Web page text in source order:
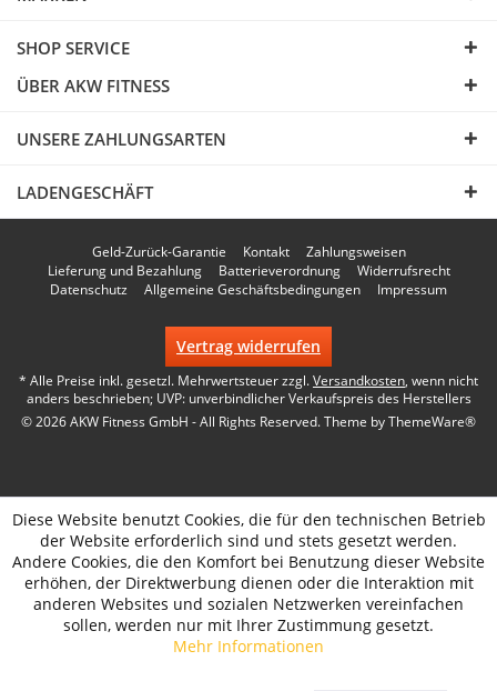
SHOP SERVICE
ÜBER AKW FITNESS
UNSERE ZAHLUNGSARTEN
LADENGESCHÄFT
Geld-Zurück-Garantie Kontakt
Zahlungsweisen
Lieferung und Bezahlung
Batterieverordnung
Widerrufsrecht
Datenschutz
Allgemeine Geschäftsbedingungen Impressum
Vertrag widerrufen
* Alle Preise inkl. gesetzl. Mehrwertsteuer zzgl.Versandkosten, wenn nicht
anders beschrieben; UVP: unverbindlicher Verkaufspreis des Herstellers
© 2026 AKW Fitness GmbH - All Rights Reserved. Theme byThemeWare®
Diese Website benutzt Cookies, die für den technischen Betrieb
der Website erforderlich sind und stets gesetzt werden.
Andere Cookies, die den Komfort bei Benutzung dieser Website
erhöhen, der Direktwerbung dienen oder die Interaktion mit
anderen Websites und sozialen Netzwerken vereinfachen
sollen, werden nur mit Ihrer Zustimmung gesetzt.
Mehr Informationen